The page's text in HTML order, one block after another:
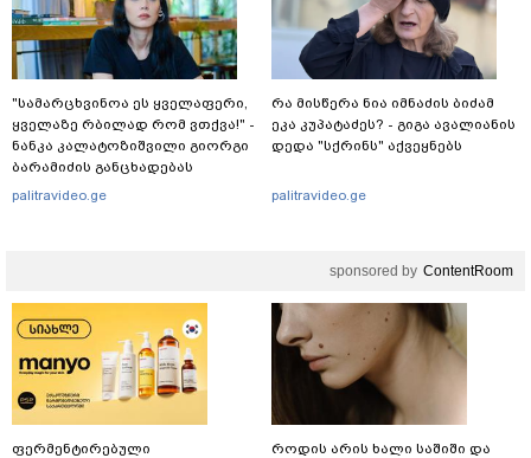
"სა­მარ­ცხვი­ნოა ეს ყვე­ლა­ფე­რი,
ყვე­ლა­ზე რბი­ლად რომ ვთქვა!" -
ნანკა კალატოზიშვილი გიორგი
ბარამიძის განცხადებას
ეხმაურება
palitravideo.ge
რა მისწერა ნია იმნაძის ბიძამ
ეკა კუპატაძეს? - გიგა ავალიანის
დედა "სქრინს" აქვეყნებს
palitravideo.ge
sponsored by ContentRoom
ფერმენტირებული
როდის არის ხალი საშიში და